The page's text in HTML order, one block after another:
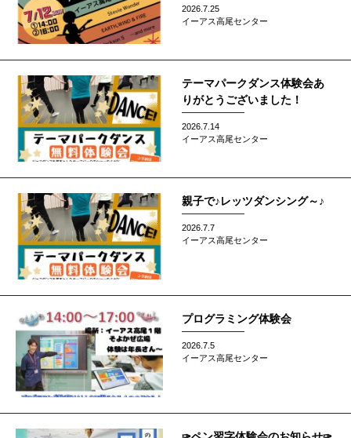
2026.7.25
イーアス高尾センター
テーマパークダンス体験会あ
りがとうございました！
2026.7.14
イーアス高尾センター
親子で♪レッツダンシング～♪
2026.7.7
イーアス高尾センター
プログラミング体験会
2026.7.5
イーアス高尾センター